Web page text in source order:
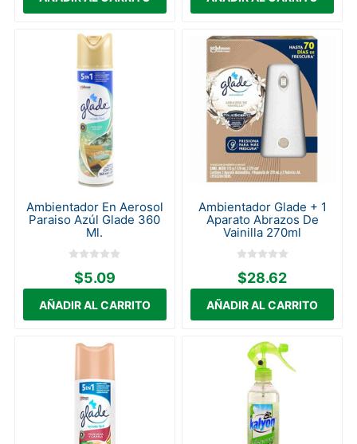
Ambientador En Aerosol
Paraiso Azúl Glade 360
Ml.
$5.09
Ambientador Glade + 1
Aparato Abrazos De
Vainilla 270ml
$28.62